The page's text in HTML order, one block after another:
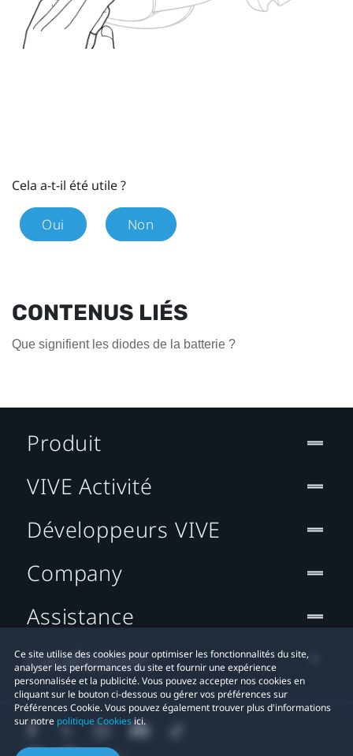
Cela a-t-il été utile ?
Oui Non
CONTENUS LIÉS
Que signifient les diodes de la batterie ?
Ce site utilise des cookies pour optimiser les fonctionnalités du site,
analyser les performances du site et fournir une expérience
personnalisée et la publicité. Vous pouvez accepter nos cookies en
cliquant sur le bouton ci-dessous ou gérer vos préférences sur
Préférences Cookie. Vous pouvez également trouver plus d'informations
sur notre politique Cookiesici.
Produit
VIVE Activité
Développeurs VIVE
Company
Assistance
Localisation